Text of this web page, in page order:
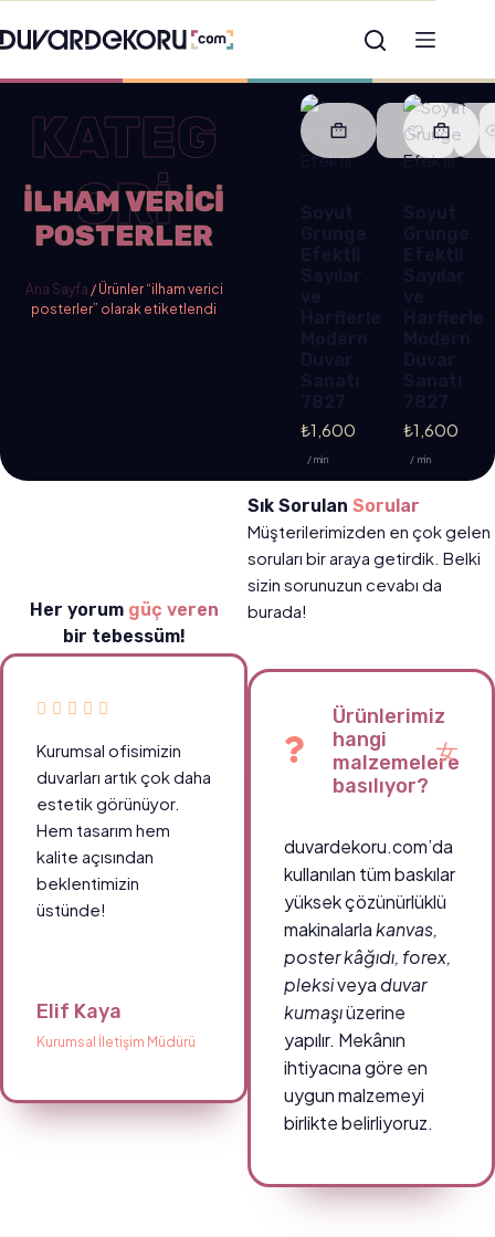
KATEG
ORİ
ILHAM VERICI
POSTERLER
Ana Sayfa / Ürünler “ilham verici
posterler” olarak etiketlendi
₺1,600
/ min
₺1,600
/ min
Her yorum güç veren
bir tebessüm!
Kurumsal ofisimizin
duvarları artık çok daha
estetik görünüyor.
Hem tasarım hem
kalite açısından
beklentimizin
üstünde!
Elif Kaya
Kurumsal İletişim Müdürü
Sık Sorulan Sorular
Müşterilerimizden en çok gelen
soruları bir araya getirdik. Belki
sizin sorunuzun cevabı da
burada!
Ürünlerimiz
hangi
malzemelere
basılıyor?
duvardekoru.com’da
kullanılan tüm baskılar
yüksek çözünürlüklü
makinalarlakanvas,
poster kâğıdı, forex,
pleksiveya duvar
kumaşıüzerine
yapılır. Mekânın
ihtiyacına göre en
uygun malzemeyi
birlikte belirliyoruz.